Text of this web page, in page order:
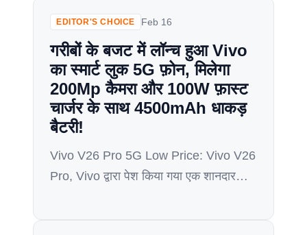
year, it can be challenging to keep up
advancements. One such
smartphone that made waves in 2023
was the Vivo Y21e 5G. Now, a year
later, the question arises: Is it […]
EDITOR'S CHOICE Feb 16
गरीबों के बजट में लॉन्च हुआ Vivo
का स्मार्ट लुक 5G फ़ोन, मिलेगा
200Mp कैमरा और 100W फ़ास्ट
चार्जर के साथ 4500mAh धाकड़
बैटरी!
Vivo V26 Pro 5G Low Price: Vivo V26
Pro, Vivo द्वारा पेश किया गया एक शानदार